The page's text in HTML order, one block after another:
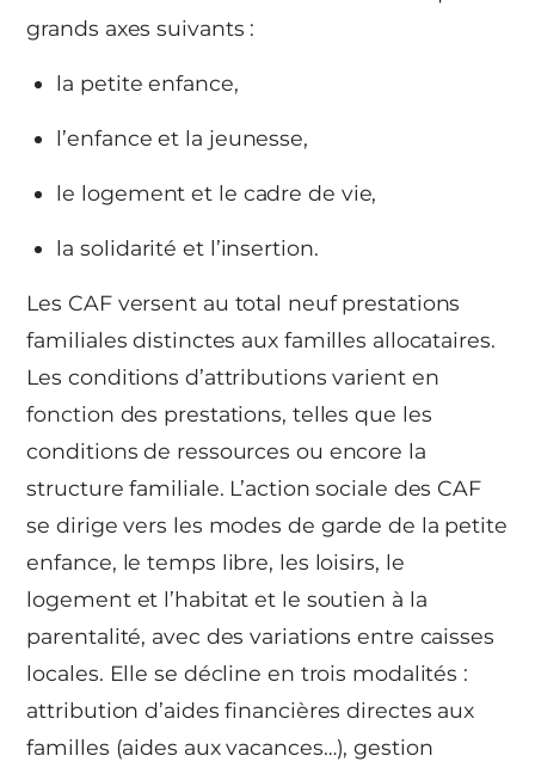
grands axes suivants :
la petite enfance,
l’enfance et la jeunesse,
le logement et le cadre de vie,
la solidarité et l’insertion.
Les CAF versent au total neuf prestations
familiales distinctes aux familles allocataires.
Les conditions d’attributions varient en
fonction des prestations, telles que les
conditions de ressources ou encore la
structure familiale. L’action sociale des CAF
se dirige vers les modes de garde de la petite
enfance, le temps libre, les loisirs, le
logement et l’habitat et le soutien à la
parentalité, avec des variations entre caisses
locales. Elle se décline en trois modalités :
attribution d’aides financières directes aux
familles (aides aux vacances…), gestion